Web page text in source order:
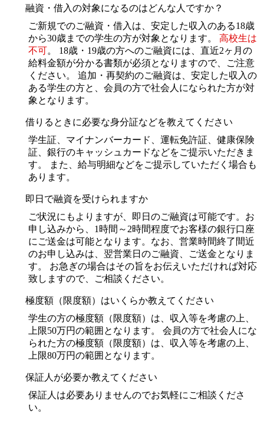
融資・借入の対象になるのはどんな人ですか？
ご新規でのご融資・借入は、安定した収入のある18歳
から30歳までの学生の方が対象となります。 高校生は
不可。 18歳・19歳の方へのご融資には、直近2ヶ月の
給料金額が分かる書類が必須となりますので、ご注意
ください。 追加・再契約のご融資は、安定した収入の
ある学生の方と、会員の方で社会人になられた方が対
象となります。
借りるときに必要な身分証などを教えてください
学生証、マイナンバーカード、運転免許証、健康保険
証、銀行のキャッシュカードなどをご提示いただきま
す。 また、給与明細などをご提示していただく場合も
あります。
即日で融資を受けられますか
ご状況にもよりますが、即日のご融資は可能です。お
申し込みから、1時間～2時間程度でお客様の銀行口座
にご送金は可能となります。なお、営業時間終了間近
のお申し込みは、翌営業日のご融資、ご送金となりま
す。 お急ぎの場合はその旨をお伝えいただければ対応
致しますので、ご相談ください。
極度額（限度額）はいくらか教えてください
学生の方の極度額（限度額）は、収入等を考慮の上、
上限50万円の範囲となります。 会員の方で社会人にな
られた方の極度額（限度額）は、収入等を考慮の上、
上限80万円の範囲となります。
保証人が必要か教えてください
保証人は必要ありませんのでお気軽にご相談くださ
い。